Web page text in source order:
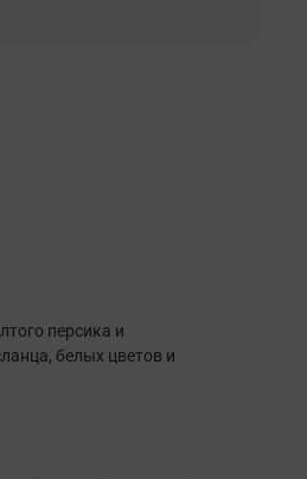
персика и
белых цветов и